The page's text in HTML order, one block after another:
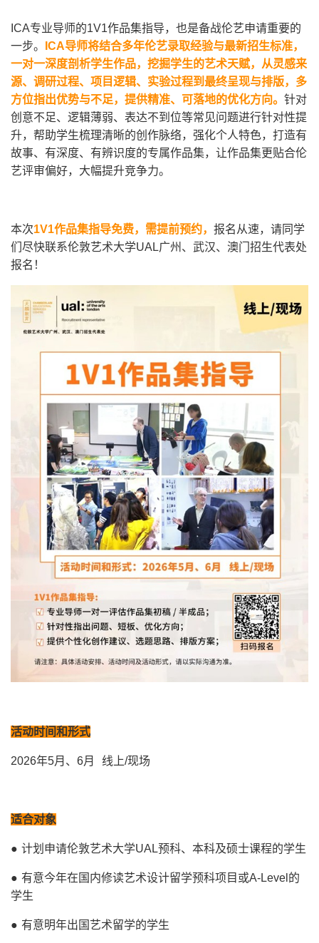
ICA专业导师的1V1作品集指导，也是备战伦艺申请重要的
一步。
ICA导师将结合多年伦艺录取经验与最新招生标准，
一对一深度剖析学生作品，挖掘学生的艺术天赋，从灵感来
源、调研过程、项目逻辑、实验过程到最终呈现与排版，多
方位指出优势与不足，提供精准、可落地的优化方向。 针对
创意不足、逻辑薄弱、表达不到位等常见问题进行针对性提
升，帮助学生梳理清晰的创作脉络，强化个人特色，打造有
故事、有深度、有辨识度的专属作品集，让作品集更贴合伦
艺评审偏好，大幅提升竞争力。
本次1V1作品集指导免费，需提前预约， 报名从速，请同学
们尽快联系伦敦艺术大学UAL广州、武汉、澳门招生代表处
报名！
活动时间和形式
2026年5月、6月 线上/现场
适合对象
● 计划申请伦敦艺术大学UAL预科、本科及硕士课程的学生
● 有意今年在国内修读艺术设计留学预科项目或A-Level的
学生
● 有意明年出国艺术留学的学生